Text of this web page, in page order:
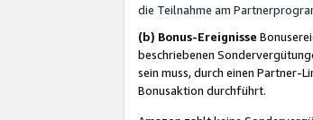
die Teilnahme am
(b) Bonus-Ereignisse
beschriebenen
sein muss, durch einen Partner-
Bonusaktion durchführt.